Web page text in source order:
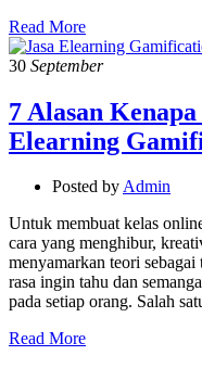
Read More
30 September
7 Alasan
Elearning
Posted byAdmin
Untuk membuat kelas
cara yang menghibur,
menyamarkan teori
rasa ingin tahu dan
pada setiap orang. Salah
Read More